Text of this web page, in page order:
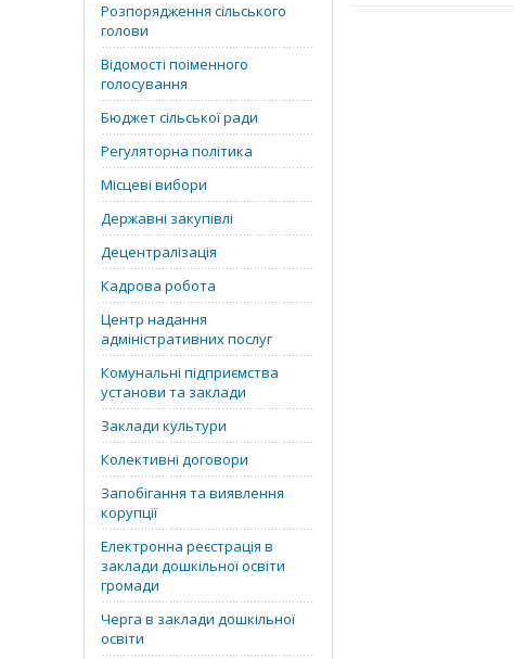
Розпорядження сільського
голови
Відомості поіменного
голосування
Бюджет сільської ради
Регуляторна політика
Місцеві вибори
Державні закупівлі
Децентралізація
Кадрова робота
Центр надання
адміністративних послуг
Комунальні підприємства
установи та заклади
Заклади культури
Колективні договори
Запобігання та виявлення
корупції
Електронна реєстрація в
заклади дошкільної освіти
громади
Черга в заклади дошкільної
освіти